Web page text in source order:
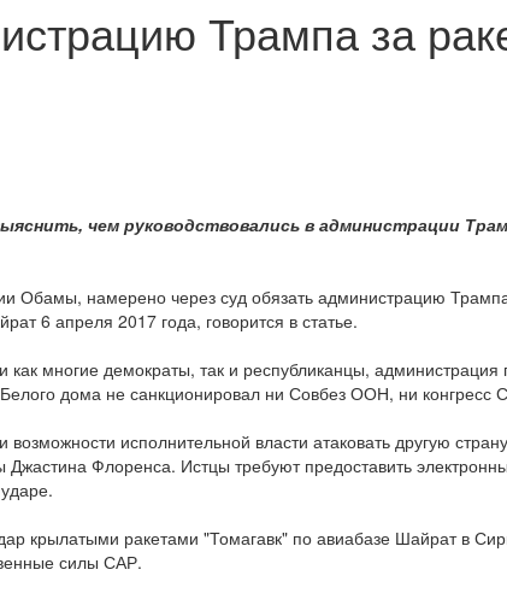
Трампа за
чем руководствовались в администрации
Обамы, намерено через суд обязать администрацию
6 апреля 2017 года, говорится в статье.
многие демократы, так и республиканцы,
дома не санкционировал ни Совбез ООН, ни
исполнительной власти атаковать другую
Флоренса. Истцы требуют предоставить
крылатыми ракетами "Томагавк" по авиабазе Шайрат в
силы САР.